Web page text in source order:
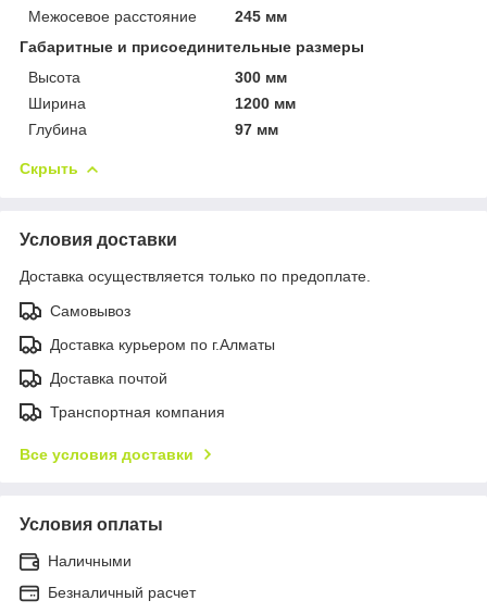
Межосевое расстояние
245 мм
Габаритные и присоединительные размеры
Высота
300 мм
Ширина
1200 мм
Глубина
97 мм
Скрыть
Условия доставки
Доставка осуществляется только по предоплате.
Самовывоз
Доставка курьером по г.Алматы
Доставка почтой
Транспортная компания
Все условия доставки
Условия оплаты
Наличными
Безналичный расчет